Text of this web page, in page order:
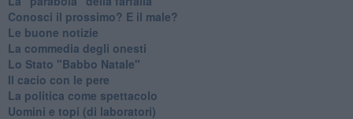
Conosci il prossimo? E il male?
Le buone notizie
La commedia degli onesti
Lo Stato "Babbo Natale"
Il cacio con le pere
La politica come spettacolo
Uomini e topi (di laboratori)